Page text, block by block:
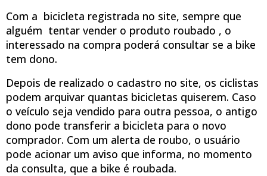
Com a bicicleta registrada no site, sempre que
alguém tentar vender o produto roubado , o
interessado na compra poderá consultar se a bike
tem dono.
Depois de realizado o cadastro no site, os ciclistas
podem arquivar quantas bicicletas quiserem. Caso
o veículo seja vendido para outra pessoa, o antigo
dono pode transferir a bicicleta para o novo
comprador. Com um alerta de roubo, o usuário
pode acionar um aviso que informa, no momento
da consulta, que a bike é roubada.